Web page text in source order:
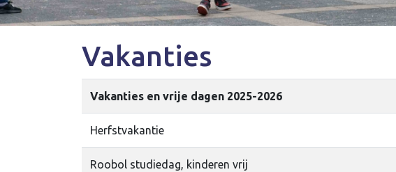
Vakanties
Vakanties en vrije dagen 2025-2026
Herfstvakantie
Roobol studiedag, kinderen vrij